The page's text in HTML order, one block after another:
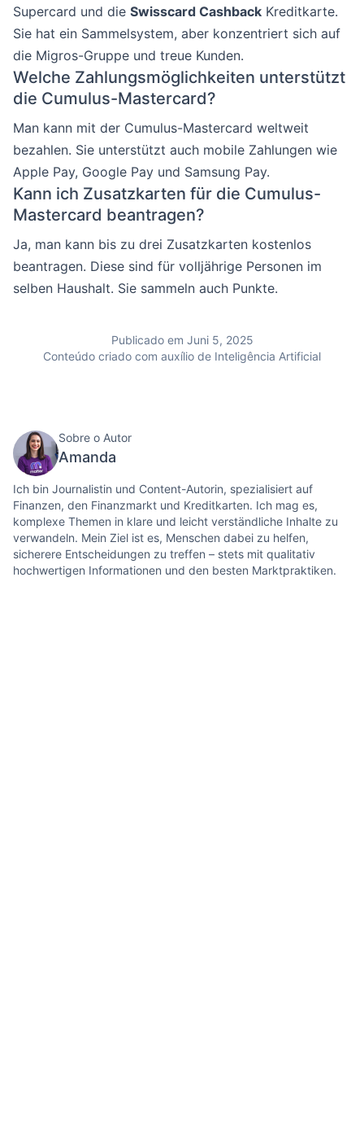
Supercard und die Swisscard Cashback Kreditkarte.
Sie hat ein Sammelsystem, aber konzentriert sich auf
die Migros-Gruppe und treue Kunden.
Welche Zahlungsmöglichkeiten unterstützt
die Cumulus-Mastercard?
Man kann mit der Cumulus-Mastercard weltweit
bezahlen. Sie unterstützt auch mobile Zahlungen wie
Apple Pay, Google Pay und Samsung Pay.
Kann ich Zusatzkarten für die Cumulus-
Mastercard beantragen?
Ja, man kann bis zu drei Zusatzkarten kostenlos
beantragen. Diese sind für volljährige Personen im
selben Haushalt. Sie sammeln auch Punkte.
Publicado em Juni 5, 2025
Conteúdo criado com auxílio de Inteligência Artificial
Sobre o Autor
Amanda
Ich bin Journalistin und Content-Autorin, spezialisiert auf
Finanzen, den Finanzmarkt und Kreditkarten. Ich mag es,
komplexe Themen in klare und leicht verständliche Inhalte zu
verwandeln. Mein Ziel ist es, Menschen dabei zu helfen,
sicherere Entscheidungen zu treffen – stets mit qualitativ
hochwertigen Informationen und den besten Marktpraktiken.